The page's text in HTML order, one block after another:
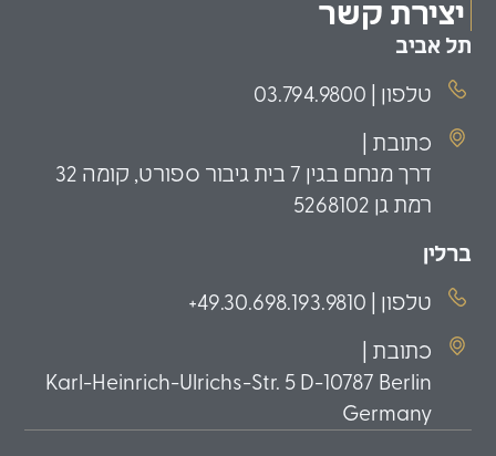
יצירת קשר
תל אביב
טלפון | 03.794.9800
כתובת |
דרך מנחם בגין 7 בית גיבור ספורט, קומה 32
רמת גן 5268102
ברלין
טלפון | 49.30.698.193.9810+
כתובת |
Karl-Heinrich-Ulrichs-Str. 5 D-10787 Berlin
Germany